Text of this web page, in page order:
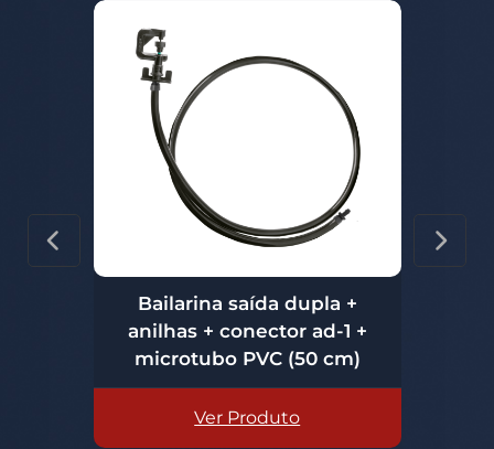
Bailarina saída dupla +
anilhas + conector ad-1 +
microtubo PVC (50 cm)
Ver Produto